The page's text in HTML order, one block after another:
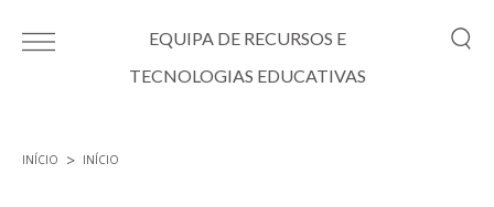
EQUIPA DE RECURSOS E
TECNOLOGIAS EDUCATIVAS
INÍCIO INÍCIO